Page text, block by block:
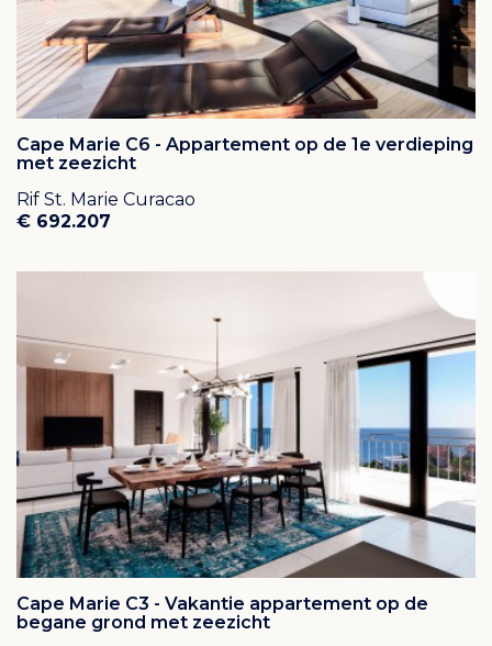
Cape Marie C6 - Appartement op de 1e verdieping
met zeezicht
Rif St. Marie Curacao
€ 692.207
Cape Marie C3 - Vakantie appartement op de
begane grond met zeezicht